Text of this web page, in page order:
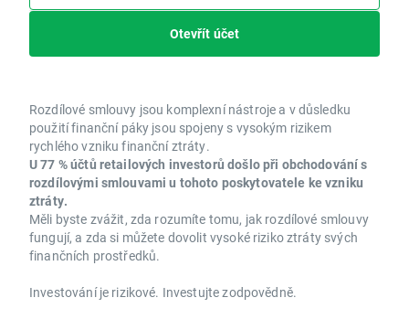
Otevřít účet
Rozdílové smlouvy jsou komplexní nástroje a v důsledku
použití finanční páky jsou spojeny s vysokým rizikem
rychlého vzniku finanční ztráty.
U 77 % účtů retailových investorů došlo při obchodování s
rozdílovými smlouvami u tohoto poskytovatele ke vzniku
ztráty.
Měli byste zvážit, zda rozumíte tomu, jak rozdílové smlouvy
fungují, a zda si můžete dovolit vysoké riziko ztráty svých
finančních prostředků.
Investování je rizikové. Investujte zodpovědně.